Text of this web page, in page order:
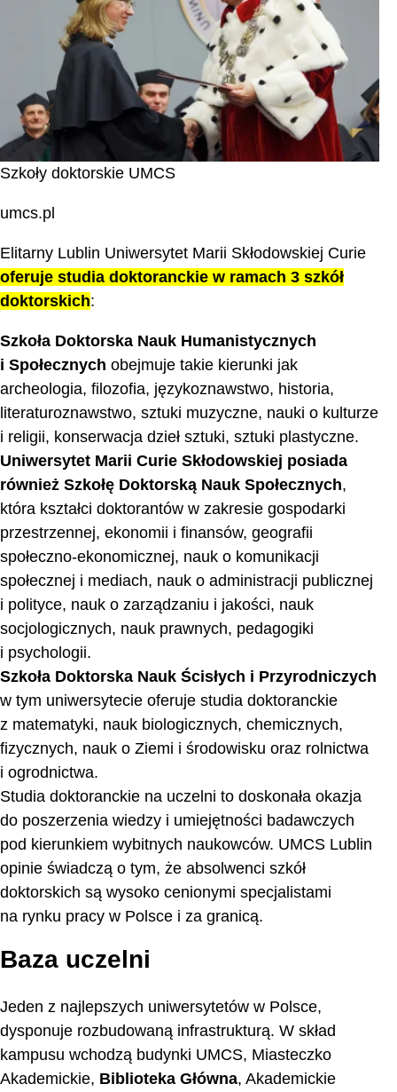
Szkoły doktorskie UMCS
umcs.pl
Elitarny Lublin Uniwersytet Marii Skłodowskiej Curie
oferuje studia doktoranckie w ramach 3 szkół
doktorskich:
Szkoła Doktorska Nauk Humanistycznych
i Społecznych obejmuje takie kierunki jak
archeologia, filozofia, językoznawstwo, historia,
literaturoznawstwo, sztuki muzyczne, nauki o kulturze
i religii, konserwacja dzieł sztuki, sztuki plastyczne.
Uniwersytet Marii Curie Skłodowskiej posiada
również Szkołę Doktorską Nauk Społecznych,
która kształci doktorantów w zakresie gospodarki
przestrzennej, ekonomii i finansów, geografii
społeczno-ekonomicznej, nauk o komunikacji
społecznej i mediach, nauk o administracji publicznej
i polityce, nauk o zarządzaniu i jakości, nauk
socjologicznych, nauk prawnych, pedagogiki
i psychologii.
Szkoła Doktorska Nauk Ścisłych i Przyrodniczych
w tym uniwersytecie oferuje studia doktoranckie
z matematyki, nauk biologicznych, chemicznych,
fizycznych, nauk o Ziemi i środowisku oraz rolnictwa
i ogrodnictwa.
Studia doktoranckie na uczelni to doskonała okazja
do poszerzenia wiedzy i umiejętności badawczych
pod kierunkiem wybitnych naukowców. UMCS Lublin
opinie świadczą o tym, że absolwenci szkół
doktorskich są wysoko cenionymi specjalistami
na rynku pracy w Polsce i za granicą.
Baza uczelni
Jeden z najlepszych uniwersytetów w Polsce,
dysponuje rozbudowaną infrastrukturą. W skład
kampusu wchodzą budynki UMCS, Miasteczko
Akademickie, Biblioteka Główna, Akademickie